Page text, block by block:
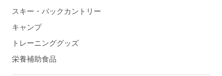
スキー・バックカントリー
キャンプ
トレーニンググッズ
栄養補助食品